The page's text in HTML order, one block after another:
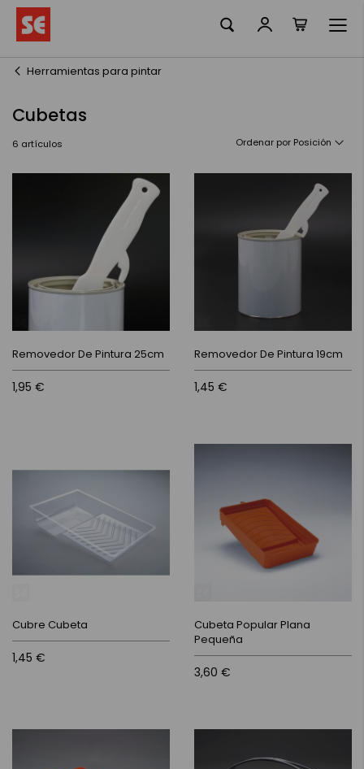
contenido
Herramientas para pintar
Cubetas
6 artículos Ordenar por
Removedor De Pintura 25cm
1,95 €
Removedor De Pintura 19cm
1,45 €
Cubre Cubeta
1,45 €
Cubeta Popular Plana
Pequeña
3,60 €